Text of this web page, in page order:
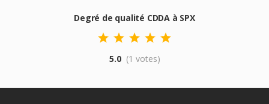
Degré de qualité CDDA à SPX
5.0 (1 votes)